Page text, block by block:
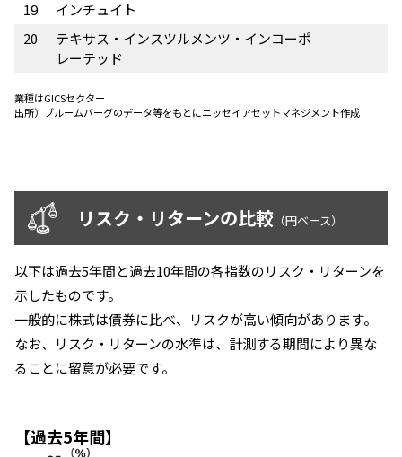
19 インチュイト
20
テキサス・インスツルメンツ・インコーポ
レーテッド
業種はGICSセクター
出所） ブルームバーグのデータ等をもとにニッセイアセットマネジメント作成
リスク・リターンの比較 （円ベース）
以下は過去5年間と過去10年間の各指数のリスク・リターンを
示したものです。
一般的に株式は債券に比べ、リスクが高い傾向があります。
なお、リスク・リターンの水準は、計測する期間により異な
ることに留意が必要です。
【過去5年間】